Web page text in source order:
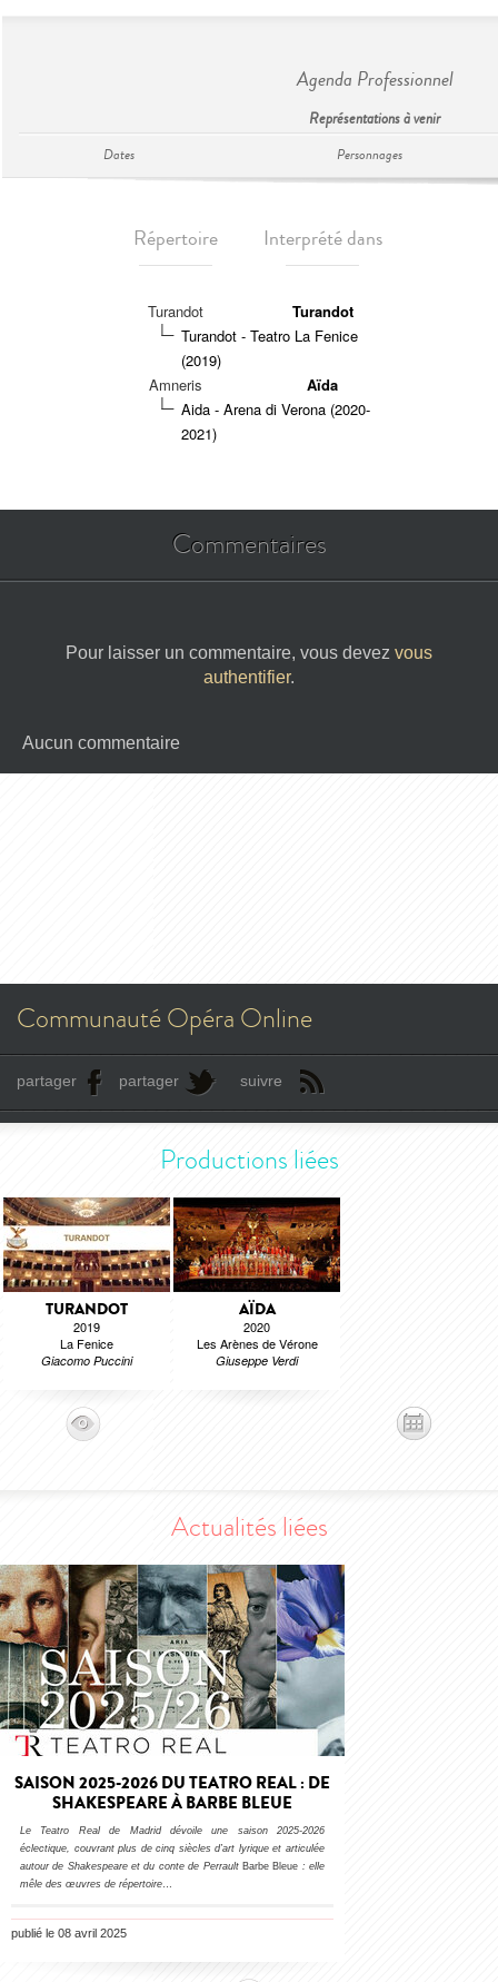
Agenda Professionnel
Représentations à venir
Dates Personnages
Répertoire Interprété dans
Turandot
Turandot
Turandot - Teatro La Fenice
(2019)
Amneris
Aïda
Aida - Arena di Verona (2020-
2021)
Commentaires
Pour laisser un commentaire, vous devez vous
authentifier.
Aucun commentaire
Communauté Opéra Online
partager partager suivre
Productions liées
TURANDOT
2019
La Fenice
Giacomo Puccini
AÏDA
2020
Les Arènes de Vérone
Giuseppe Verdi
Actualités liées
SAISON 2025-2026 DU TEATRO REAL : DE
SHAKESPEARE À BARBE BLEUE
Le Teatro Real de Madrid dévoile une saison 2025-2026
éclectique, couvrant plus de cinq siècles d’art lyrique et articulée
autour de Shakespeare et du conte de Perrault Barbe Bleue : elle
mêle des œuvres de répertoire…
publié le 08 avril 2025